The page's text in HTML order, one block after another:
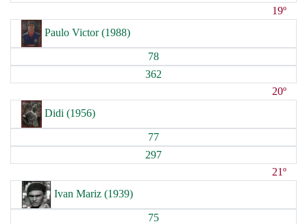
19º
Paulo Victor (1988)
78
362
20º
Didi (1956)
77
297
21º
Ivan Mariz (1939)
75